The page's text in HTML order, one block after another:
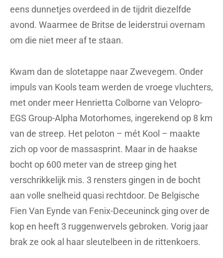
eens dunnetjes overdeed in de tijdrit diezelfde
avond. Waarmee de Britse de leiderstrui overnam
om die niet meer af te staan.
Kwam dan de slotetappe naar Zwevegem. Onder
impuls van Kools team werden de vroege vluchters,
met onder meer Henrietta Colborne van Velopro-
EGS Group-Alpha Motorhomes, ingerekend op 8 km
van de streep. Het peloton – mét Kool – maakte
zich op voor de massasprint. Maar in de haakse
bocht op 600 meter van de streep ging het
verschrikkelijk mis. 3 rensters gingen in de bocht
aan volle snelheid quasi rechtdoor. De Belgische
Fien Van Eynde van Fenix-Deceuninck ging over de
kop en heeft 3 ruggenwervels gebroken. Vorig jaar
brak ze ook al haar sleutelbeen in de rittenkoers.